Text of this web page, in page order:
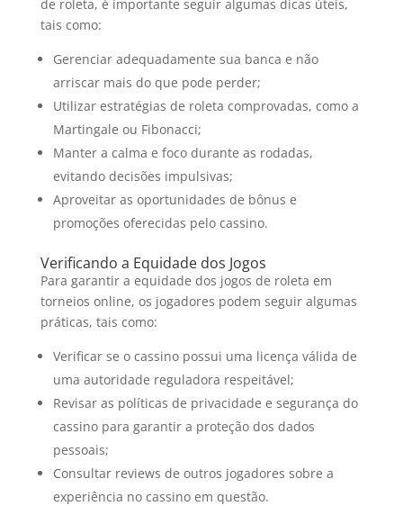
de roleta, é importante seguir algumas dicas úteis,
tais como:
Gerenciar adequadamente sua banca e não
arriscar mais do que pode perder;
Utilizar estratégias de roleta comprovadas, como a
Martingale ou Fibonacci;
Manter a calma e foco durante as rodadas,
evitando decisões impulsivas;
Aproveitar as oportunidades de bônus e
promoções oferecidas pelo cassino.
Verificando a Equidade dos Jogos
Para garantir a equidade dos jogos de roleta em
torneios online, os jogadores podem seguir algumas
práticas, tais como:
Verificar se o cassino possui uma licença válida de
uma autoridade reguladora respeitável;
Revisar as políticas de privacidade e segurança do
cassino para garantir a proteção dos dados
pessoais;
Consultar reviews de outros jogadores sobre a
experiência no cassino em questão.